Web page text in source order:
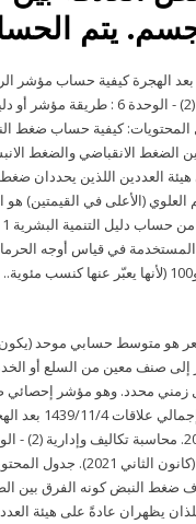
تكاليف وإدارية (2) - الوحدة 6 :
المحتويات: كيفية حساب
الضغط الانقباضي والضغط
العلوي (الأعلى في
بين صفر و100 (لأنها يعبّر عنها كنسب
هو متوسط حسابي موحد (يكون
إلى صنف معين من السلع أو
زمني محدد. وهو مؤشر
كيفية تفاوت
دليل الربحية (كانون
ضغط النبض كونه الفرق بين
يظهران عادةً على هيئة